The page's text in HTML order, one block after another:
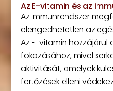
Az E-vitamin és az
Az immunrendszer
elengedhetetlen az
Az E-vitamin hozzájárul
fokozásához, mivel
aktivitását, amelyek
fertőzések elleni